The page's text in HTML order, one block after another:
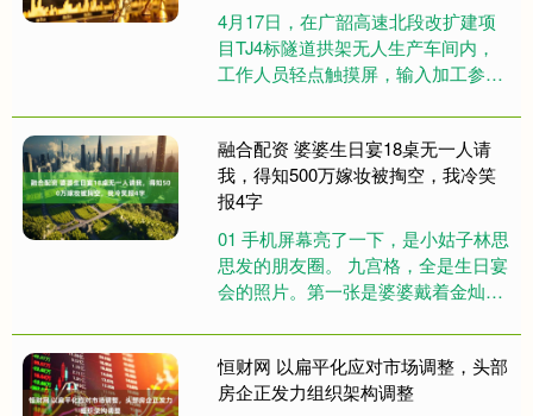
4月17日，在广韶高速北段改扩建项
目TJ4标隧道拱架无人生产车间内，
工作人员轻点触摸屏，输入加工参
料，沿流转线有序输送至下一加工....
融合配资 婆婆生日宴18桌无一人请
我，得知500万嫁妆被掏空，我冷笑
报4字
01 手机屏幕亮了一下，是小姑子林思
思发的朋友圈。 九宫格，全是生日宴
会的照片。第一张是婆婆戴着金灿灿
第二张是十八桌酒席的全景，....
恒财网 以扁平化应对市场调整，头部
房企正发力组织架构调整